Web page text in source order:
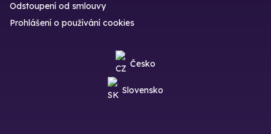
Odstoupení od smlouvy
Prohlášení o používání cookies
Česko
Slovensko